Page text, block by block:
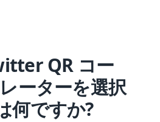
QR コー
ーターを選択
何ですか?